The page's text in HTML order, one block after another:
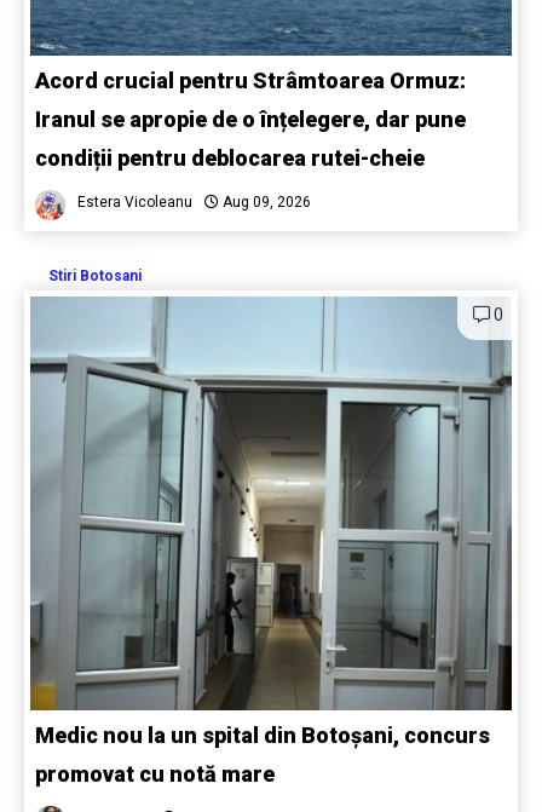
Acord crucial pentru Strâmtoarea Ormuz:
Iranul se apropie de o înțelegere, dar pune
condiții pentru deblocarea rutei-cheie
Estera Vicoleanu Aug 09, 2026
Stiri Botosani
0
Medic nou la un spital din Botoșani, concurs
promovat cu notă mare